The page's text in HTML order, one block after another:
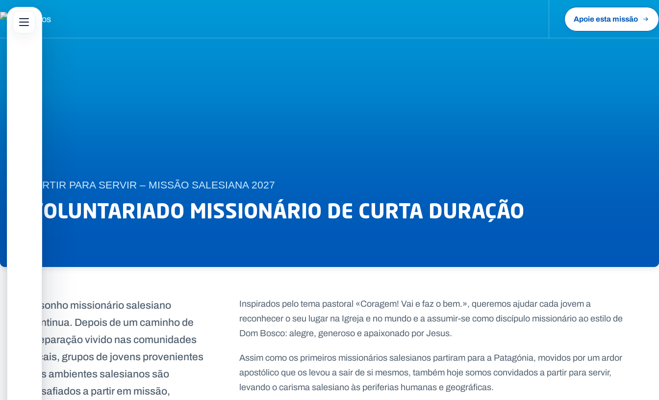
Apoie esta missão
PARTIR PARA SERVIR – MISSÃO SALESIANA 2027
VOLUNTARIADO MISSIONÁRIO DE CURTA DURAÇÃO
O sonho missionário salesiano
continua. Depois de um caminho de
preparação vivido nas comunidades
locais, grupos de jovens provenientes
dos ambientes salesianos são
desafiados a partir em missão,
Inspirados pelo tema pastoral «Coragem! Vai e faz o bem.», queremos ajudar cada jovem a
reconhecer o seu lugar na Igreja e no mundo e a assumir-se como discípulo missionário ao estilo de
Dom Bosco: alegre, generoso e apaixonado por Jesus.
Assim como os primeiros missionários salesianos partiram para a Patagónia, movidos por um ardor
apostólico que os levou a sair de si mesmos, também hoje somos convidados a partir para servir,
levando o carisma salesiano às periferias humanas e geográficas.
Abrir menu principal